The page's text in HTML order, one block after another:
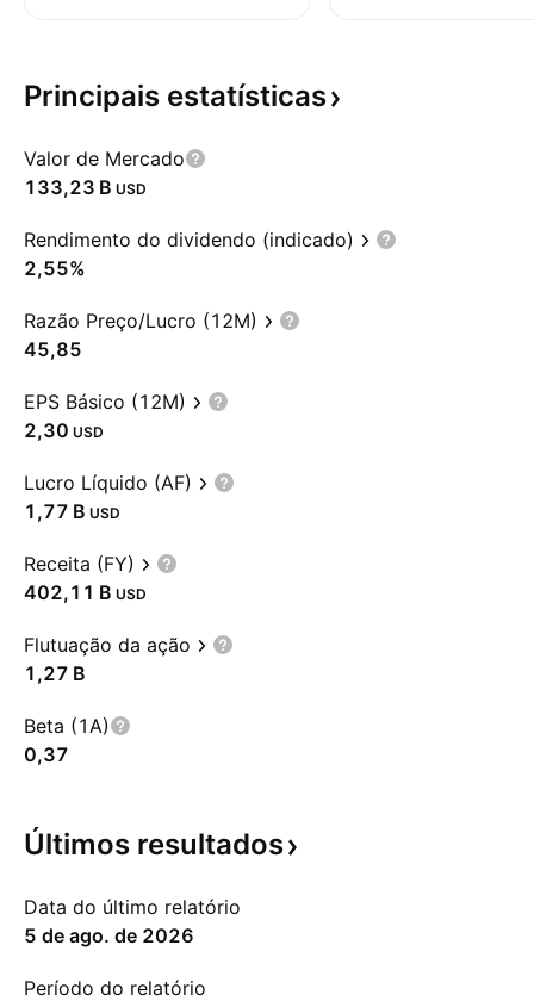
Principais estatísticas
Valor de Mercado
‪133,23 B‬ USD
Rendimento do dividendo (indicado)
2,55%
Razão Preço/Lucro (12M)
45,85
EPS Básico (12M)
2,30 USD
Lucro Líquido (AF)
‪1,77 B‬ USD
Receita (FY)
‪402,11 B‬ USD
Flutuação da ação
‪1,27 B‬
Beta (1A)
0,37
Últimos resultados
Data do último relatório
5 de ago. de 2026
Período do relatório